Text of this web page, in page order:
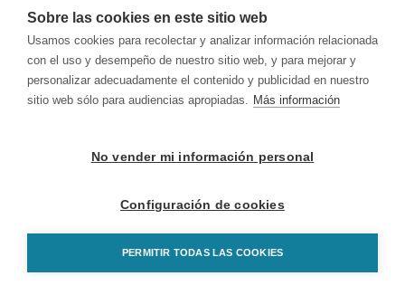
Sobre las cookies en este sitio web
Usamos cookies para recolectar y analizar información relacionada
con el uso y desempeño de nuestro sitio web, y para mejorar y
personalizar adecuadamente el contenido y publicidad en nuestro
sitio web sólo para audiencias apropiadas. Más información
No vender mi información personal
Configuración de cookies
PERMITIR TODAS LAS COOKIES